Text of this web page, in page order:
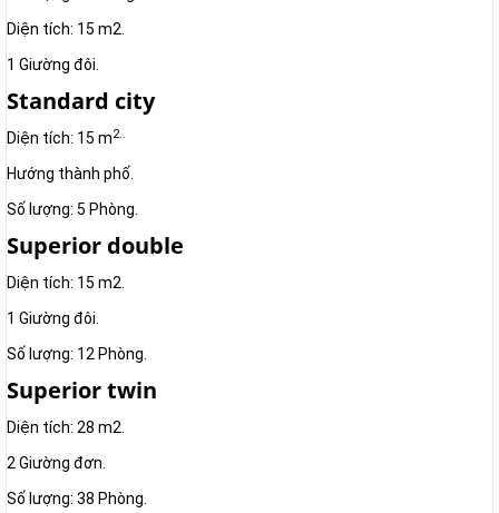
Diện tích: 15 m2.
1 Giường đôi.
Standard city
Diện tích: 15 m2..
Hướng thành phố.
Số lượng: 5 Phòng.
Superior double
Diện tích: 15 m2.
1 Giường đôi.
Số lượng: 12 Phòng.
Superior twin
Diện tích: 28 m2.
2 Giường đơn.
Số lượng: 38 Phòng.